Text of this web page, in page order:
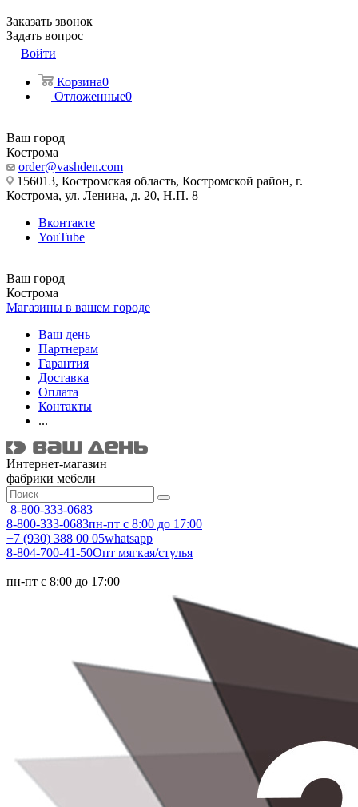
Заказать звонок
Задать вопрос
Войти
Корзина0
Отложенные0
Ваш город
Кострома
order@vashden.com
156013, Костромская область, Костромской район, г.
Кострома, ул. Ленина, д. 20, Н.П. 8
Вконтакте
YouTube
Ваш город
Кострома
Магазины в вашем городе
Ваш день
Партнерам
Гарантия
Доставка
Оплата
Контакты
...
Интернет-магазин
фабрики мебели
8-800-333-0683
8-800-333-0683пн-пт с 8:00 до 17:00
+7 (930) 388 00 05whatsapp
8-804-700-41-50Опт мягкая/стулья
пн-пт с 8:00 до 17:00